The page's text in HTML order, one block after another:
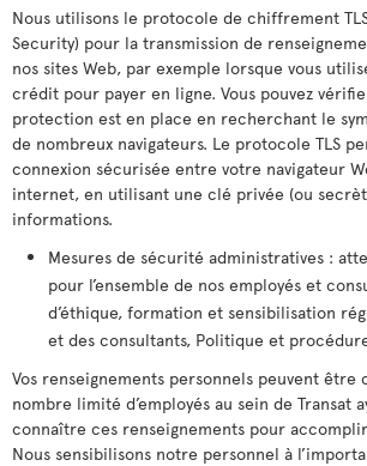
Nous utilisons le protocole de chiffrement
Security) pour la transmission de
nos sites Web, par exemple lorsque vous
crédit pour payer en ligne. Vous pouvez
protection est en place en recherchant le
de nombreux navigateurs. Le protocole TLS
connexion sécurisée entre votre navigateur
internet, en utilisant une clé privée (ou
informations.
Mesures de sécurité administratives :
pour l’ensemble de nos employés et
d’éthique, formation et sensibilisation
et des consultants, Politique et
Vos renseignements personnels peuvent être
nombre limité d’employés au sein de Transat
connaître ces renseignements pour
Nous sensibilisons notre personnel à